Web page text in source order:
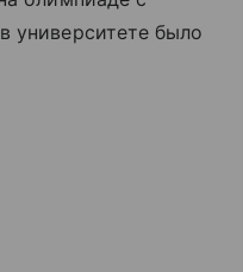
университете было